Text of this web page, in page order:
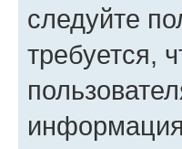
следуйте
требуется,